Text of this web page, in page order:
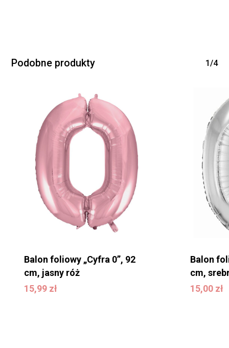
Podobne produkty 1/4
Balon foliowy „Cyfra 0”, 92
cm, jasny róż
15,99 zł
15,99zł
Balon
cm,
15,00 zł
15,00zł